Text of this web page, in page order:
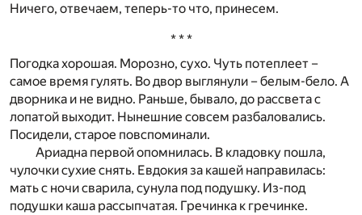
Ничего, отвечаем, теперь-то что, принесем.
* * *
Погодка хорошая. Морозно, сухо. Чуть потеплеет –
самое время гулять. Во двор выглянули – белым-бело. А
дворника и не видно. Раньше, бывало, до рассвета с
лопатой выходит. Нынешние совсем разбаловались.
Посидели, старое повспоминали.
Ариадна первой опомнилась. В кладовку пошла,
чулочки сухие снять. Евдокия за кашей направилась:
мать с ночи сварила, сунула под подушку. Из-под
подушки каша рассыпчатая. Гречинка к гречинке.